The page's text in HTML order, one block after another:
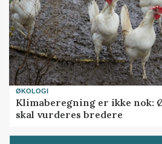
ØKOLOGI
Klimaberegning er ikke nok:
skal vurderes bredere